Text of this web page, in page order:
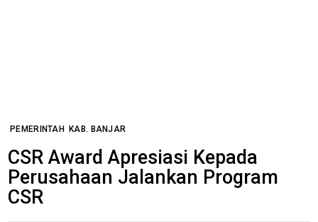
PEMERINTAH KAB. BANJAR
CSR Award Apresiasi Kepada
Perusahaan Jalankan Program
CSR